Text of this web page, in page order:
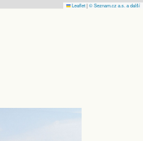
Leaflet|© Seznam.cz a.s. a další